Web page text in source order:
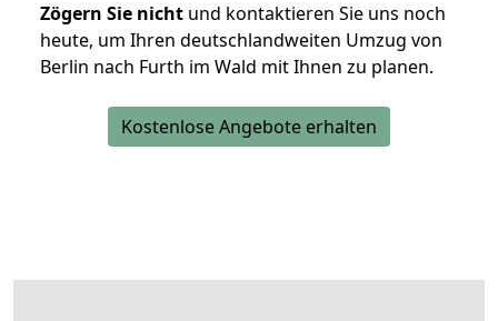
Zögern Sie nicht und kontaktieren Sie uns noch
heute, um Ihren deutschlandweiten Umzug von
Berlin nach Furth im Wald mit Ihnen zu planen.
Kostenlose Angebote erhalten